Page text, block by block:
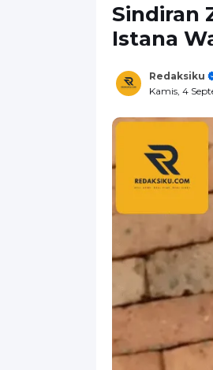
Sindiran
Istana
Redaksiku
Kamis, 4